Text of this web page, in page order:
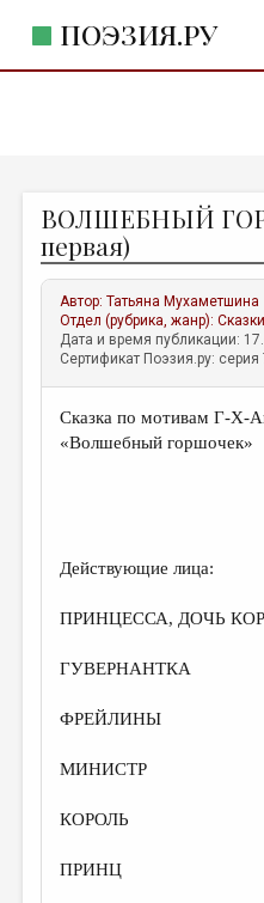
ПОЭЗИЯ.РУ
ЖАНРЫ
АВТОРЫ
КОММЕНТАРИИ
ЛИТСАЛОН
ПРАВИЛА САЙТА
ДАЙДЖЕСТ
ПРОИЗВЕДЕНИЯ
КНИЖНАЯ ПОЛКА
ОБЗОР ЛИТЕРАТУРЫ
СТРАНИЦЫ ПАМЯТИ
ВОЛШЕБНЫЙ
первая)
Автор:Татьяна Мухаметшина
Отдел (рубрика, жанр):Сказки
Дата и время публикации:
Сертификат Поэзия.ру:
Сказка по мотивам Г-Х-
«Волшебный горшочек»
Действующие лица:
ПРИНЦЕССА, ДОЧЬ
ГУВЕРНАНТКА
ФРЕЙЛИНЫ
МИНИСТР
КОРОЛЬ
ПРИНЦ